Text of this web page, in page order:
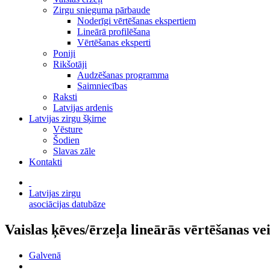
Zirgu snieguma pārbaude
Noderīgi vērtēšanas ekspertiem
Lineārā profilēšana
Vērtēšanas eksperti
Poniji
Rikšotāji
Audzēšanas programma
Saimniecības
Raksti
Latvijas ardenis
Latvijas zirgu šķirne
Vēsture
Šodien
Slavas zāle
Kontakti
Latvijas zirgu
asociācijas datubāze
Vaislas ķēves/ērzeļa lineārās vērtēšanas
Galvenā